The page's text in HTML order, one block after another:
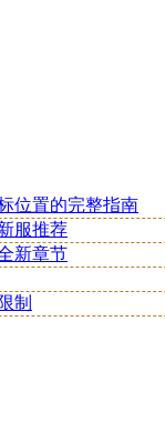
位置的完整指南
服推荐
新章节
制